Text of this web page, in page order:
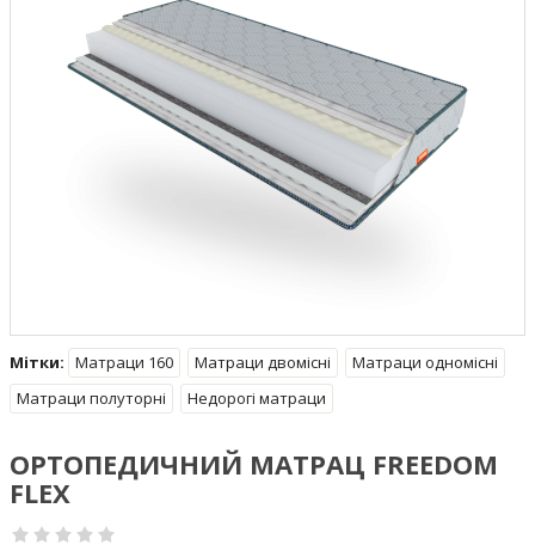
Мітки: Матраци 160 Матраци двомісні
Матраци одномісні
Матраци полуторні
Недорогі матраци
ОРТОПЕДИЧНИЙ МАТРАЦ FREEDOM
FLEX